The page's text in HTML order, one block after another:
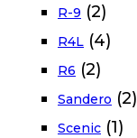
R-9 (2)
R4L (4)
R6 (2)
Sandero (2)
Scenic (1)